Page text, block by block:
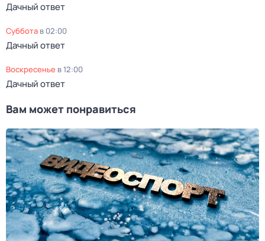
Дачный ответ
суббота в 02:00
Дачный ответ
воскресенье в12:00
Дачный ответ
Вам может понравиться